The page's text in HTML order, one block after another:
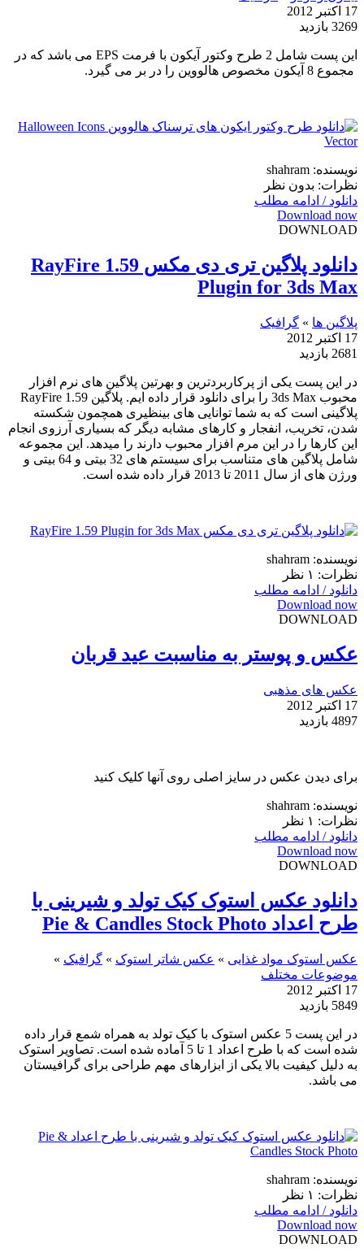
17 اکتبر 2012
3269 بازدید
این پست شامل 2 طرح وکتور آیکون با فرمت EPS می باشد که در
مجموع 8 آیکون مخصوص هالووین را در بر می گیرد.
نویسنده: shahram
نظرات: بدون نظر
دانلود / ادامه مطلب
Download now
DOWNLOAD
دانلود پلاگین تری دی مکس RayFire 1.59
Plugin for 3ds Max
پلاگین ها » گرافیک
17 اکتبر 2012
2681 بازدید
در این پست یکی از پرکاربردترین و بهرتین پلاگین های نرم افزار
محبوب 3ds Max را برای دانلود قرار داده ایم. پلاگین RayFire 1.59
پلاگینی است که به شما توانایی های بینظیری همچمون شکسته
شدن، تخریب، انفجار و کارهای مشابه دیگر که بسیاری آرزوی انجام
این کارها را در این مرم افزار محبوب دارند را میدهد. این مجموعه
شامل پلاگین های متناسب برای سیستم های 32 بیتی و 64 بیتی و
ورژن های از سال 2011 تا 2013 قرار داده شده است.
نویسنده: shahram
نظرات: ۱ نظر
دانلود / ادامه مطلب
Download now
DOWNLOAD
عکس و پوستر به مناسبت عید قربان
عکس های مذهبی
17 اکتبر 2012
4897 بازدید
برای دیدن عکس در سایز اصلی روی آنها کلیک کنید
نویسنده: shahram
نظرات: ۱ نظر
دانلود / ادامه مطلب
Download now
DOWNLOAD
دانلود عکس استوک کیک تولد و شیرینی با
طرح اعداد Pie & Candles Stock Photo
عکس استوک مواد غذایی » عکس شاتر استوک » گرافیک »
موضوعات مختلف
17 اکتبر 2012
5849 بازدید
در این پست 5 عکس استوک با کیک تولد به همراه شمع قرار داده
شده است که با طرح اعداد 1 تا 5 آماده شده است. تصاویر استوک
به دلیل کیفیت بالا یکی از ابزارهای مهم طراحی برای گرافیستان
می باشد.
نویسنده: shahram
نظرات: ۱ نظر
دانلود / ادامه مطلب
Download now
DOWNLOAD